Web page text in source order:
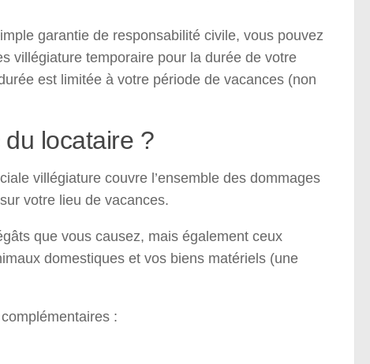
garantie de responsabilité civile, vous pouvez
villégiature temporaire pour la durée de votre
est limitée à votre période de vacances (non
du locataire ?
villégiature couvre l’ensemble des dommages
votre lieu de vacances.
que vous causez, mais également ceux
domestiques et vos biens matériels (une
: